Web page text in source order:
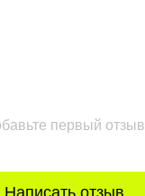
первый отзыв